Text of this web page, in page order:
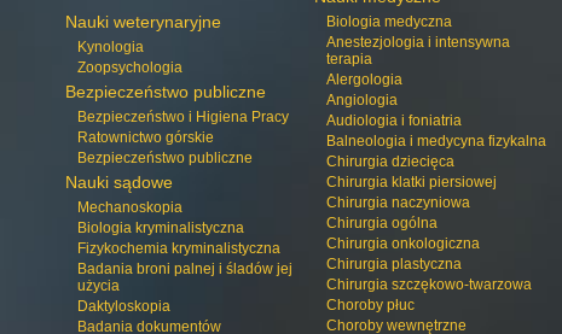
Nauki weterynaryjne
Kynologia
Zoopsychologia
Bezpieczeństwo publiczne
Bezpieczeństwo i Higiena Pracy
Ratownictwo górskie
Bezpieczeństwo publiczne
Nauki sądowe
Mechanoskopia
Biologia kryminalistyczna
Fizykochemia kryminalistyczna
Badania broni palnej i śladów jej
użycia
Daktyloskopia
Badania dokumentów
Biologia medyczna
Anestezjologia i intensywna
terapia
Alergologia
Angiologia
Audiologia i foniatria
Balneologia i medycyna fizykalna
Chirurgia dziecięca
Chirurgia klatki piersiowej
Chirurgia naczyniowa
Chirurgia ogólna
Chirurgia onkologiczna
Chirurgia plastyczna
Chirurgia szczękowo-twarzowa
Choroby płuc
Choroby wewnętrzne